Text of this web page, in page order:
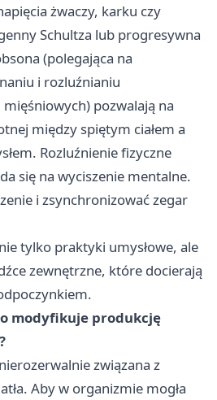
żwaczy, karku czy
Schultza lub progresywna
(polegająca na
i rozluźnianiu
pozwalają na
między spiętym ciałem a
Rozluźnienie fizyczne
się na wyciszenie mentalne.
i zsynchronizować zegar
tylko praktyki umysłowe, ale
zewnętrzne, które docierają
modyfikuje produkcję
związana z
Aby w organizmie mogła